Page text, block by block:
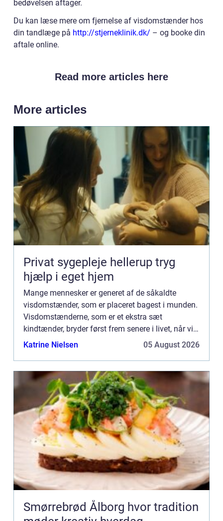
bedøvelsen aftager.
Du kan læse mere om fjernelse af visdomstænder hos
din tandlæge på http://stjerneklinik.dk/ – og booke din
aftale online.
Read more articles here
More articles
Privat sygepleje hellerup tryg
hjælp i eget hjem
Mange mennesker er generet af de såkaldte
visdomstænder, som er placeret bagest i munden.
Visdomstænderne, som er et ekstra sæt
kindtænder, bryder først frem senere i livet, når vi
er blevet ældre og m...
Katrine Nielsen 05 August 2026
Smørrebrød Ålborg hvor tradition